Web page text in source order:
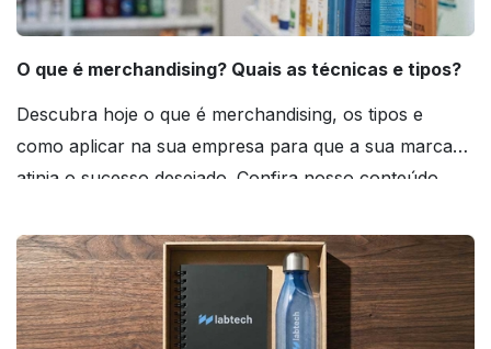
O que é merchandising? Quais as técnicas e tipos?
Descubra hoje o que é merchandising, os tipos e
como aplicar na sua empresa para que a sua marca
atinja o sucesso desejado. Confira nosso conteúdo